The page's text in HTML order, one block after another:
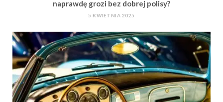
naprawdę grozi bez dobrej polisy?
5 KWIETNIA 2025